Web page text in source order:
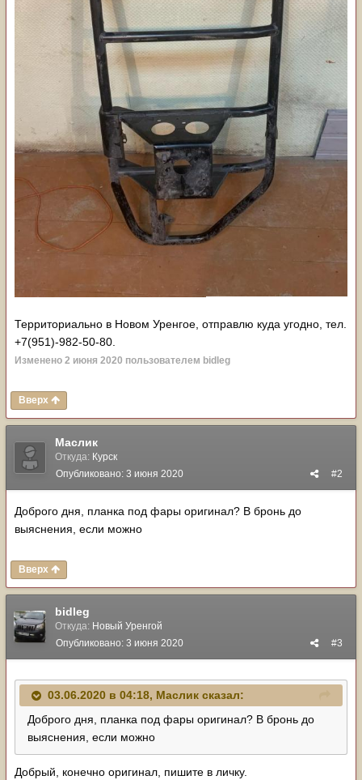
Территориально в Новом Уренгое, отправлю куда угодно, тел.
+7(951)-982-50-80.
Изменено 2 июня 2020 пользователем bidleg
Вверх
Маслик
Откуда: Курск
#2
Опубликовано: 3 июня 2020
Доброго дня, планка под фары оригинал? В бронь до
выяснения, если можно
Вверх
bidleg
Откуда: Новый Уренгой
#3
Опубликовано: 3 июня 2020
03.06.2020 в 04:18, Маслик сказал:
Доброго дня, планка под фары оригинал? В бронь до
выяснения, если можно
Добрый, конечно оригинал, пишите в личку.